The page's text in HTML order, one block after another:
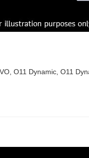
O11 Dynamic, O11